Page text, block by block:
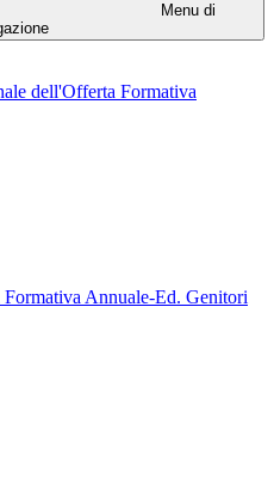
Menu di
dell'Offerta Formativa
Annuale-Ed. Genitori